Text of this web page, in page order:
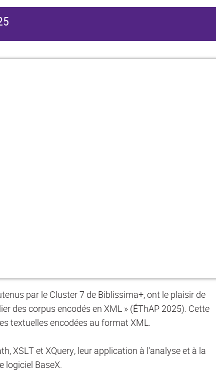
par le Cluster 7 de Biblissima+, ont le plaisir de
des corpus encodés en XML » (ÉThAP 2025). Cette
textuelles encodées au format XML.
XSLT et XQuery, leur application à l'analyse et à la
logiciel BaseX.